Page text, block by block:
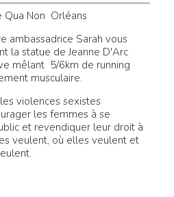
Qua Non Orléans
ambassadrice Sarah vous
la statue de Jeanne D'Arc
mêlant 5/6km de running
musculaire.
violences sexistes
les femmes à se
et revendiquer leur droit à
veulent, où elles veulent et